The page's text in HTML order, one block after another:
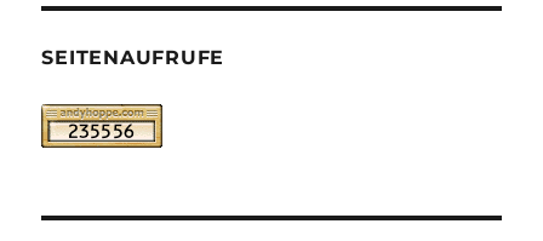
SEITENAUFRUFE